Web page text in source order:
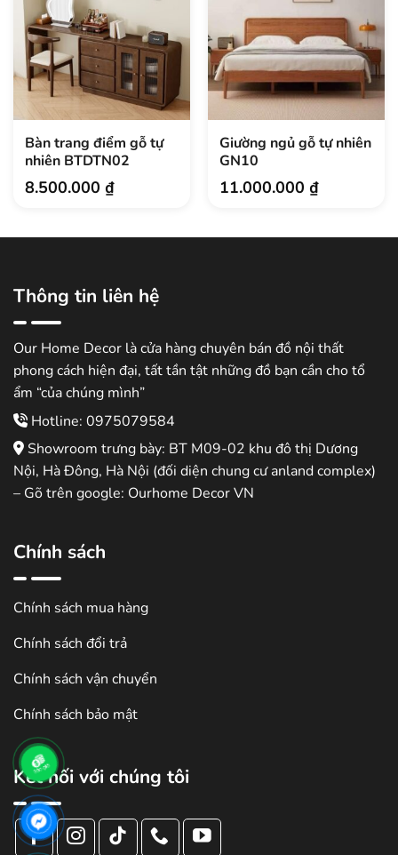
Bàn trang điểm gỗ tự
nhiên BTDTN02
8.500.000₫
Giường ngủ gỗ tự nhiên
GN10
11.000.000₫
Thông tin liên hệ
Our Home Decor là cửa hàng chuyên bán đồ nội thất
phong cách hiện đại, tất tần tật những đồ bạn cần cho tổ
ẩm “của chúng mình”
Hotline: 0975079584
Showroom trưng bày: BT M09-02 khu đô thị Dương
Nội, Hà Đông, Hà Nội (đối diện chung cư anland complex)
– Gõ trên google: Ourhome Decor VN
Chính sách
Chính sách mua hàng
Chính sách đổi trả
Chính sách vận chuyển
Chính sách bảo mật
Kết nối với chúng tôi